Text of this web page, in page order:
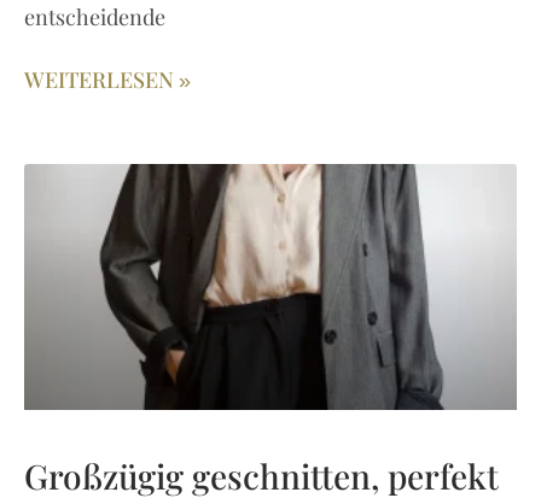
entscheidende
WEITERLESEN »
Großzügig geschnitten, perfekt